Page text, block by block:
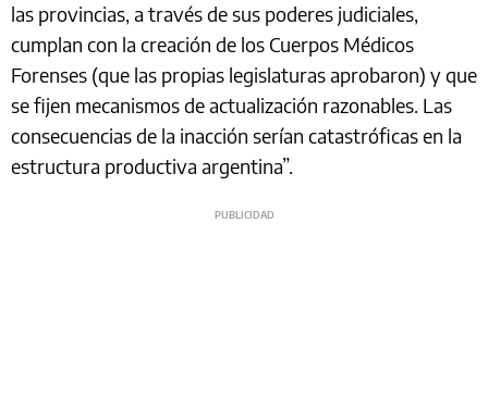
las provincias, a través de sus poderes judiciales,
cumplan con la creación de los Cuerpos Médicos
Forenses (que las propias legislaturas aprobaron) y que
se fijen mecanismos de actualización razonables. Las
consecuencias de la inacción serían catastróficas en la
estructura productiva argentina”.